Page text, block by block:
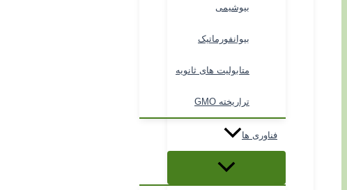
بیوشیمی
بیوانفورماتیک
متابولیت های ثانویه
تراریخته GMO
فناوری ها